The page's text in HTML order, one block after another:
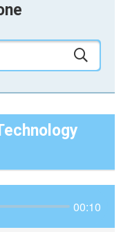
00:10